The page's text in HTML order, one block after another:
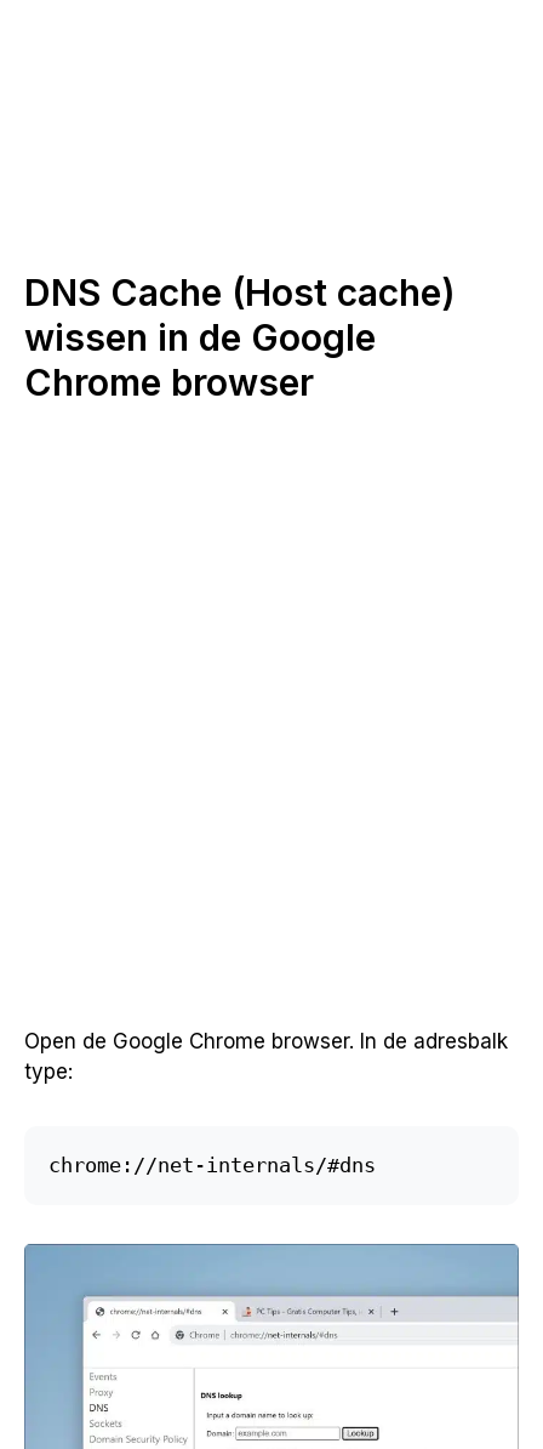
DNS Cache (Host cache)
wissen in de Google
Chrome browser
Open de Google Chrome browser. In de adresbalk
type:
chrome://net-internals/#dns